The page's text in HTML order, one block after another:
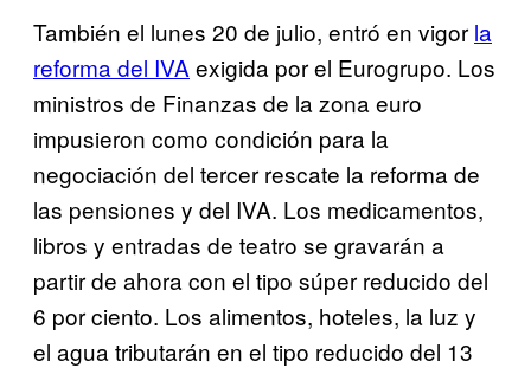
También el lunes 20 de julio, entró en vigor la
reforma del IVA exigida por el Eurogrupo. Los
ministros de Finanzas de la zona euro
impusieron como condición para la
negociación del tercer rescate la reforma de
las pensiones y del IVA. Los medicamentos,
libros y entradas de teatro se gravarán a
partir de ahora con el tipo súper reducido del
6 por ciento. Los alimentos, hoteles, la luz y
el agua tributarán en el tipo reducido del 13